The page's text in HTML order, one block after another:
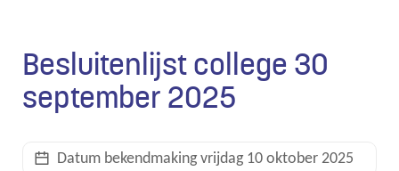
Besluitenlijst college 30
september 2025
Datum bekendmakingvrijdag 10 oktober 2025